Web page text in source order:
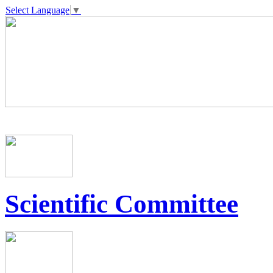
Select Language ▼
Scientific Committee